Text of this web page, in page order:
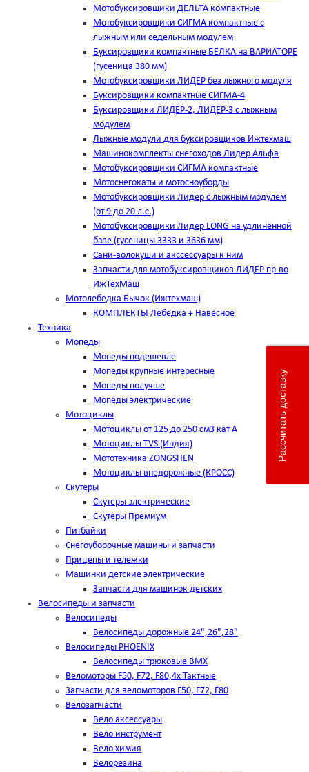
Мотобуксировщики ДЕЛЬТА компактные
Мотобуксировщики СИГМА компактные с
лыжным или седельным модулем
Буксировщики компактные БЕЛКА на ВАРИАТОРЕ
(гусеница 380 мм)
Мотобуксировщики ЛИДЕР без лыжного модуля
Буксировщики компактные СИГМА-4
Буксировщики ЛИДЕР-2, ЛИДЕР-3 c лыжным
модулем
Лыжные модули для буксировщиков Ижтехмаш
Машинокомплекты снегоходов Лидер Альфа
Мотобуксировщики СИГМА компактные
Мотоснегокаты и мотосноуборды
Мотобуксировщики Лидер с лыжным модулем
(от 9 до 20 л.с.)
Мотобуксировщики Лидер LONG на удлинённой
базе (гусеницы 3333 и 3636 мм)
Сани-волокуши и акссессуары к ним
Запчасти для мотобуксировщиков ЛИДЕР пр-во
ИжТехМаш
Мотолебедка Бычок (Ижтехмаш)
КОМПЛЕКТЫ Лебедка + Навесное
Техника
Мопеды
Мопеды подешевле
Мопеды крупные интересные
Мопеды получше
Мопеды электрические
Мотоциклы
Мотоциклы от 125 до 250 см3 кат А
Мотоциклы TVS (Индия)
Мототехника ZONGSHEN
Мотоциклы внедорожные (КРОСС)
Скутеры
Скутеры электрические
Скутеры Премиум
Питбайки
Снегоуборочные машины и запчасти
Прицепы и тележки
Машинки детские электрические
Запчасти для машинок детских
Велосипеды и запчасти
Велосипеды
Велосипеды дорожные 24",26",28"
Велосипеды PHOENIX
Велосипеды трюковые BMX
Веломоторы F50, F72, F80,4х Тактные
Запчасти для веломоторов F50, F72, F80
Велозапчасти
Вело аксессуары
Вело инструмент
Вело химия
Велорезина
Рассчитать доставку